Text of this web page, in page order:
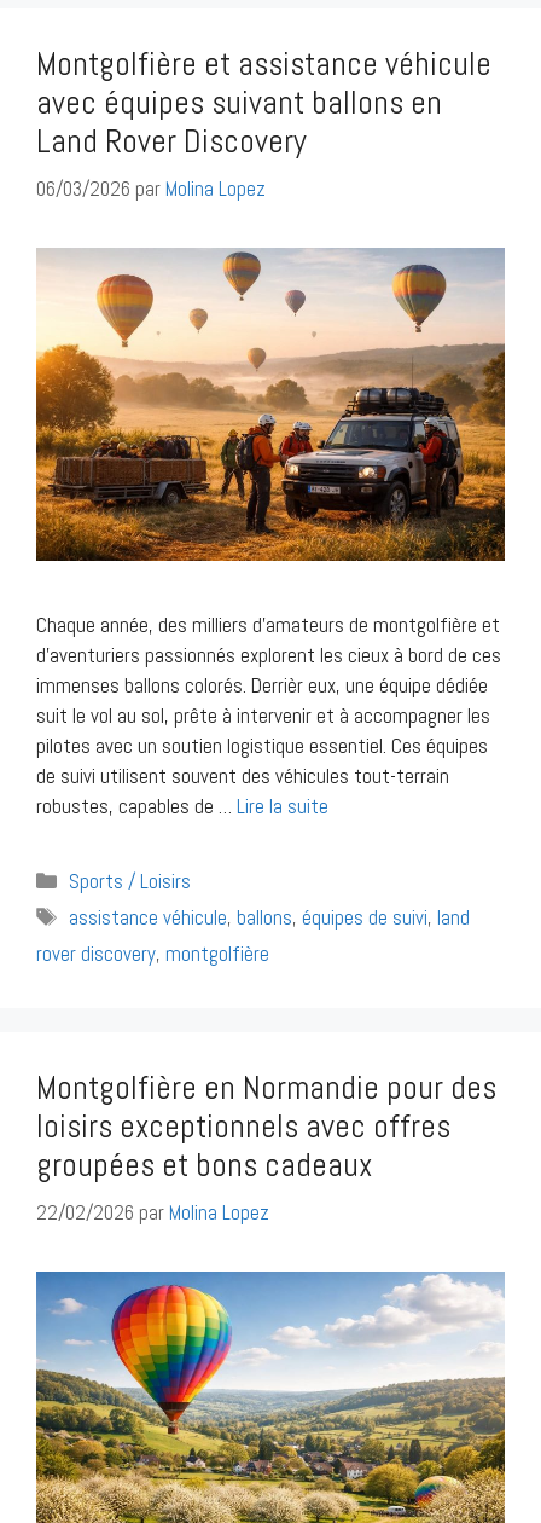
Montgolfière et assistance véhicule
avec équipes suivant ballons en
Land Rover Discovery
06/03/2026 par Molina Lopez
Chaque année, des milliers d’amateurs de montgolfière et
d’aventuriers passionnés explorent les cieux à bord de ces
immenses ballons colorés. Derrièr eux, une équipe dédiée
suit le vol au sol, prête à intervenir et à accompagner les
pilotes avec un soutien logistique essentiel. Ces équipes
de suivi utilisent souvent des véhicules tout-terrain
robustes, capables de … Lire la suite
Catégories
Sports / Loisirs
Étiquettes
assistance véhicule, ballons, équipes de suivi, land
rover discovery, montgolfière
Montgolfière en Normandie pour des
loisirs exceptionnels avec offres
groupées et bons cadeaux
22/02/2026 par Molina Lopez